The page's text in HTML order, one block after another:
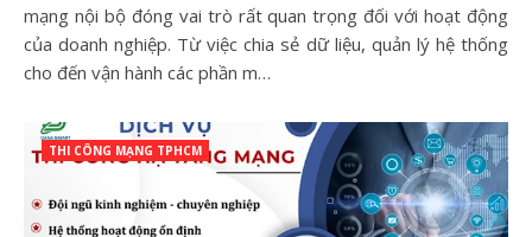
mạng nội bộ đóng vai trò rất quan trọng đối với hoạt động
của doanh nghiệp. Từ việc chia sẻ dữ liệu, quản lý hệ thống
cho đến vận hành các phần m…
THI CÔNG MẠNG TPHCM